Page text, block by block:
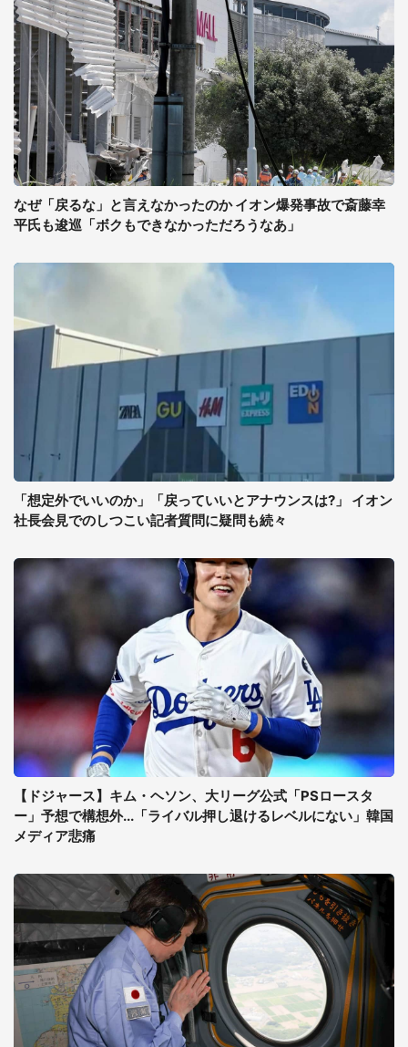
なぜ「戻るな」と言えなかったのか イオン爆発事故で斎藤幸
平氏も逡巡「ボクもできなかっただろうなあ」
「想定外でいいのか」「戻っていいとアナウンスは?」 イオン
社長会見でのしつこい記者質問に疑問も続々
【ドジャース】キム・ヘソン、大リーグ公式「PSロースタ
ー」予想で構想外...「ライバル押し退けるレベルにない」韓国
メディア悲痛